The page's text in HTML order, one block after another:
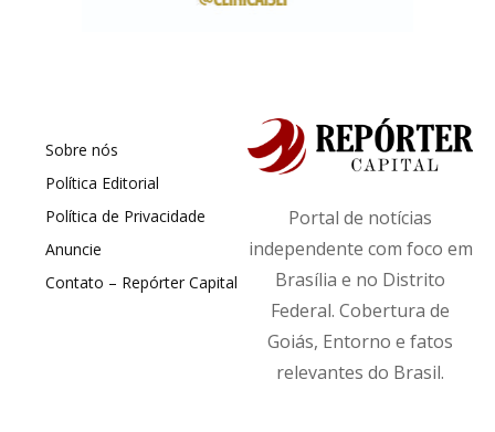
Sobre nós
Política Editorial
Política de Privacidade
Anuncie
Contato – Repórter Capital
Portal de notícias
independente com foco em
Brasília e no Distrito
Federal. Cobertura de
Goiás, Entorno e fatos
relevantes do Brasil.